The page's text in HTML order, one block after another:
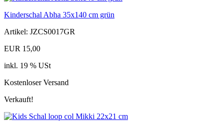
Kinderschal Abha 35x140 cm grün
Artikel: JZCS0017GR
EUR 15,00
inkl. 19 % USt
Kostenloser Versand
Verkauft!